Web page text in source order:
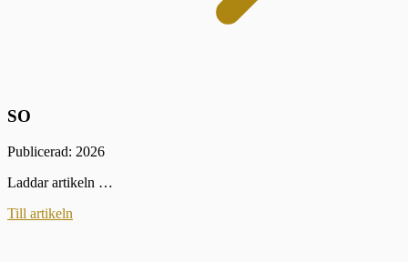
SO
Publicerad: 2026
Laddar artikeln …
Till artikeln